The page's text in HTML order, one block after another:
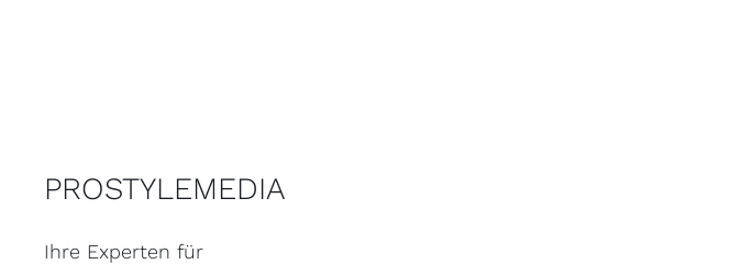
PROSTYLEMEDIA
Ihre Experten für